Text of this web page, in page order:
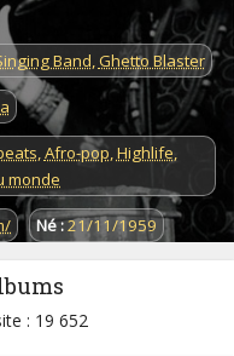
Band,Ghetto Blaster
,Afro-pop,Highlife,
monde
Né :21/11/1959
: 19 652